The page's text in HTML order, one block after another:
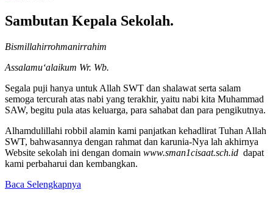
Sambutan Kepala Sekolah.
Bismillahirrohmanirrahim
Assalamu‘alaikum Wr. Wb.
Segala puji hanya untuk Allah SWT dan shalawat serta salam
semoga tercurah atas nabi yang terakhir, yaitu nabi kita Muhammad
SAW, begitu pula atas keluarga, para sahabat dan para pengikutnya.
Alhamdulillahi robbil alamin kami panjatkan kehadlirat Tuhan Allah
SWT, bahwasannya dengan rahmat dan karunia-Nya lah akhirnya
Website sekolah ini dengan domain www.sman1cisaat.sch.id dapat
kami perbaharui dan kembangkan.
Baca Selengkapnya